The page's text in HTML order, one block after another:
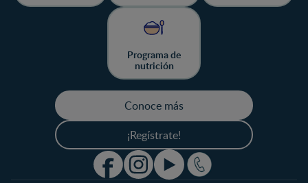
Programa de
nutrición
Conoce más
¡Regístrate!